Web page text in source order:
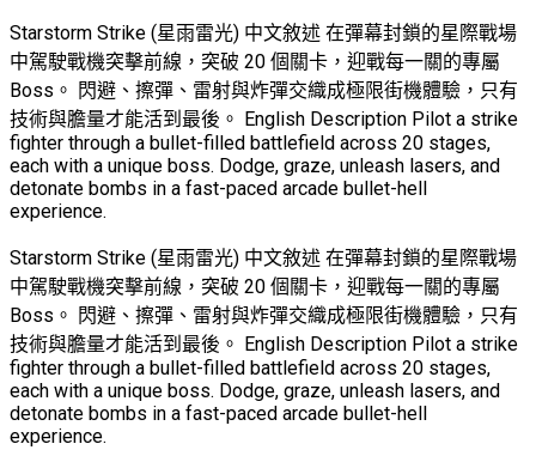
Starstorm Strike (星雨雷光) 中文敘述 在彈幕封鎖的星際戰場
中駕駛戰機突擊前線，突破 20 個關卡，迎戰每一關的專屬
Boss。 閃避、擦彈、雷射與炸彈交織成極限街機體驗，只有
技術與膽量才能活到最後。 English Description Pilot a strike
fighter through a bullet-filled battlefield across 20 stages,
each with a unique boss. Dodge, graze, unleash lasers, and
detonate bombs in a fast-paced arcade bullet-hell
experience.
Starstorm Strike (星雨雷光) 中文敘述 在彈幕封鎖的星際戰場
中駕駛戰機突擊前線，突破 20 個關卡，迎戰每一關的專屬
Boss。 閃避、擦彈、雷射與炸彈交織成極限街機體驗，只有
技術與膽量才能活到最後。 English Description Pilot a strike
fighter through a bullet-filled battlefield across 20 stages,
each with a unique boss. Dodge, graze, unleash lasers, and
detonate bombs in a fast-paced arcade bullet-hell
experience.